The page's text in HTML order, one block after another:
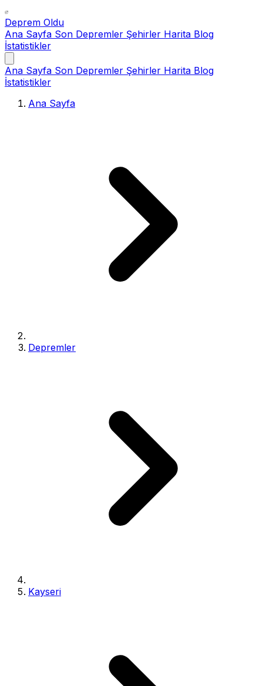
Deprem Oldu
Ana Sayfa Son Depremler Şehirler Harita Blog
İstatistikler
Ana Sayfa Son Depremler Şehirler Harita Blog
İstatistikler
Ana Sayfa
Depremler
Kayseri